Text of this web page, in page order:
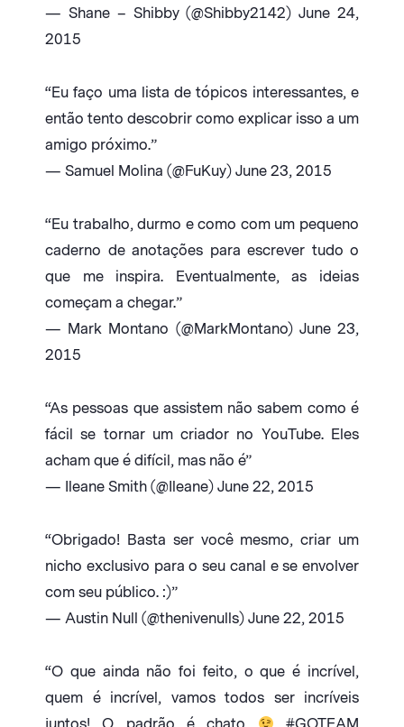
— Shane – Shibby (@Shibby2142) June 24,
2015
“Eu faço uma lista de tópicos interessantes, e
então tento descobrir como explicar isso a um
amigo próximo.”
— Samuel Molina (@FuKuy) June 23, 2015
“Eu trabalho, durmo e como com um pequeno
caderno de anotações para escrever tudo o
que me inspira. Eventualmente, as ideias
começam a chegar.”
— Mark Montano (@MarkMontano) June 23,
2015
“As pessoas que assistem não sabem como é
fácil se tornar um criador no YouTube. Eles
acham que é difícil, mas não é”
— Ileane Smith (@Ileane) June 22, 2015
“Obrigado! Basta ser você mesmo, criar um
nicho exclusivo para o seu canal e se envolver
com seu público. :)”
— Austin Null (@thenivenulls) June 22, 2015
“O que ainda não foi feito, o que é incrível,
quem é incrível, vamos todos ser incríveis